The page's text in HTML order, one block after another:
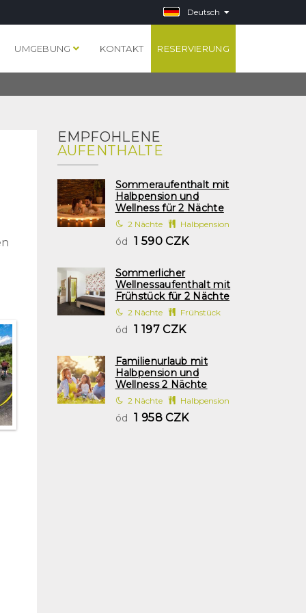
Deutsch
UMGEBUNG KONTAKT RESERVIERUNG
EMPFOHLENE
AUFENTHALTE
Sommeraufenthalt mit
Halbpension und
Wellness für 2 Nächte
2 Nächte Halbpension
ód 1 590 CZK
Sommerlicher
Wellnessaufenthalt mit
Frühstück für 2 Nächte
2 Nächte Frühstück
ód 1 197 CZK
Familienurlaub mit
Halbpension und
Wellness 2 Nächte
2 Nächte Halbpension
ód 1 958 CZK